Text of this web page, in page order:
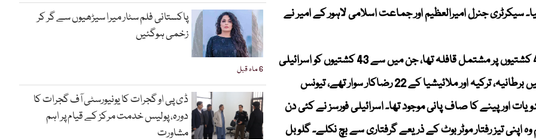
جنرل امیرالعظیم اور جماعت اسلامی لاہور کے امیر نے
سید محمد عزیز الدین نے گفتگو کرتے ہوئے بتایا کہ فلوٹیلا میں 44 کشتیوں پر مشتمل قافلہ تھا، جن میں سے 43 کشتیوں کو اسرائیلی
فورسز نے روک کر اپنے قبضے میں لے لیا، تاہم ان کی کشتی، جس میں برطانیہ، ترکیہ اور ملائیشیا کے 22 رضاکار سوار تھے، تیونس
پینے کا صاف پانی موجود تھا۔ اسرائیلی فورسز نے کئی دن
اپنی تیز رفتار موٹر بوٹ کے ذریعے گرفتاری سے بچ نکلے۔ گلوبل
6 ماہ قبل
پاکستانی فلم سٹار میرا سیڑھیوں سے گر کر
زخمی ہوگئیں
ڈی پی او گجرات کا یونیورسٹی آف گجرات کا
دورہ، پولیس خدمت مرکز کے قیام پر اہم
مشاورت